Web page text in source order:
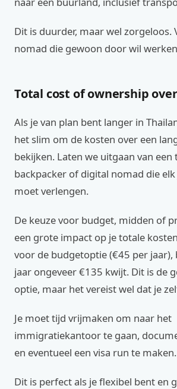
Dit is duurder, maar wel zorgeloos.
nomad die gewoon door wil
Total cost of ownership
Als je van plan bent langer in
het slim om de kosten over een
bekijken. Laten we uitgaan van een
backpacker of digital nomad die
moet verlengen.
De keuze voor budget, midden of
een grote impact op je totale
voor de budgetoptie (€45 per jaar),
jaar ongeveer €135 kwijt. Dit is de
optie, maar het vereist wel dat je
Je moet tijd vrijmaken om naar het
immigratiekantoor te gaan,
en eventueel een visa run te maken.
Dit is perfect als je flexibel bent en